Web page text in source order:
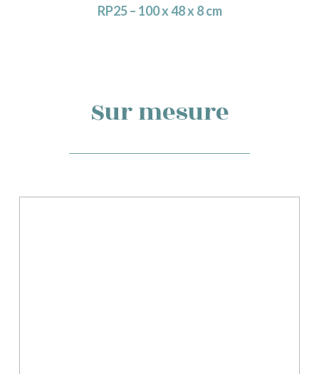
RP25 – 100 x 48 x 8 cm
Sur mesure